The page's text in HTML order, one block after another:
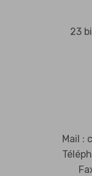
23
Mail :